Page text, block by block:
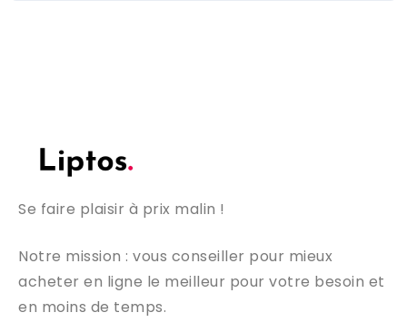
Se faire plaisir à prix malin !
Notre mission : vous conseiller pour mieux
acheter en ligne le meilleur pour votre besoin et
en moins de temps.